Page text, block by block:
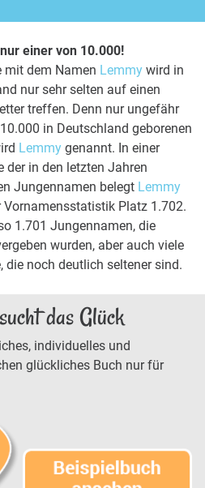
einer von 10.000!
mit dem Namen Lemmy wird in
nur sehr selten auf einen
treffen. Denn nur ungefähr
in Deutschland geborenen
Lemmy genannt. In einer
der in den letzten Jahren
Jungennamen belegt Lemmy
Vornamensstatistik Platz 1.702.
1.701 Jungennamen, die
wurden, aber auch viele
die noch deutlich seltener sind.
das Glück
individuelles und
glückliches Buch nur für